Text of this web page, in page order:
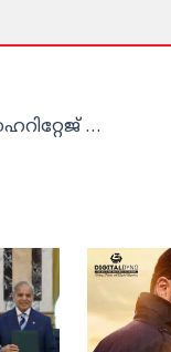
മുട്ടിപ്പാട്ട് സംഘത്തിന് മലബാര്‍ ഹെറിറ്റേജ് സ്റ്റഡീസ് പുരസ്‌കാരം